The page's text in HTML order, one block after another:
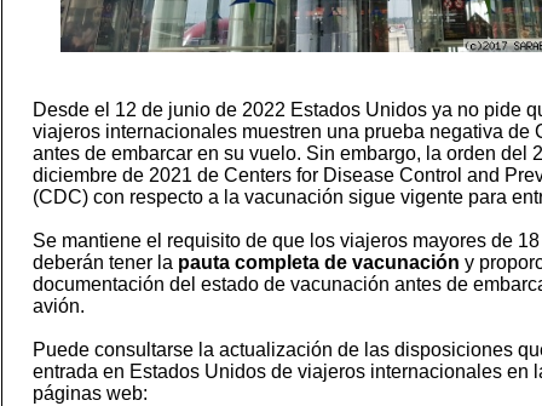
Desde el 12 de junio de 2022 Estados Unidos ya no pide
viajeros internacionales muestren una prueba negativa de
antes de embarcar en su vuelo. Sin embargo, la orden del
diciembre de 2021 de Centers for Disease Control and
(CDC) con respecto a la vacunación sigue vigente para
Se mantiene el requisito de que los viajeros mayores de
deberán tener la pauta completa de vacunación y
documentación del estado de vacunación antes de
avión.
Puede consultarse la actualización de las disposiciones
entrada en Estados Unidos de viajeros internacionales en
páginas web: